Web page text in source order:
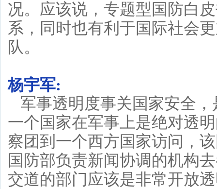
况。应该说，专题型国防白
系，同时也有利于国际社会
队。
杨宇军:
军事透明度事关国家安全
一个国家在军事上是绝对透
察团到一个西方国家访问，
国防部负责新闻协调的机构
交道的部门应该是非常开放